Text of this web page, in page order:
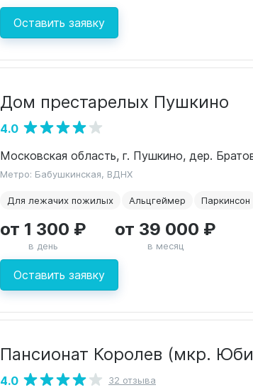
Оставить заявку
Дом престарелых Пушкино
4.0
Метро: Бабушкинская, ВДНХ
Для лежачих пожилых Альцгеймер Паркинсон
Оставить заявку
от 1 300 ₽
в день
от 39 000 ₽
в месяц
Пансионат Королев (мкр.
4.0 32 отзыва